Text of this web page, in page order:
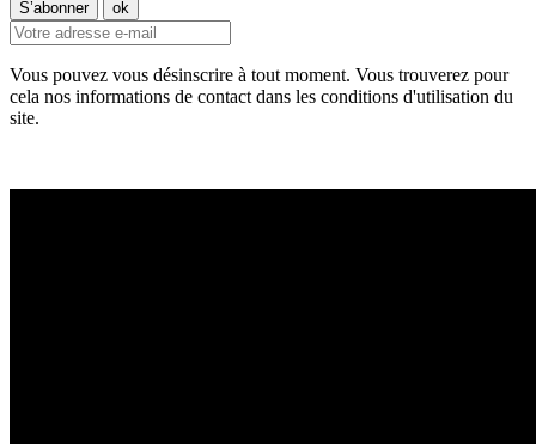
Vous pouvez vous désinscrire à tout moment. Vous trouverez pour
cela nos informations de contact dans les conditions d'utilisation du
site.